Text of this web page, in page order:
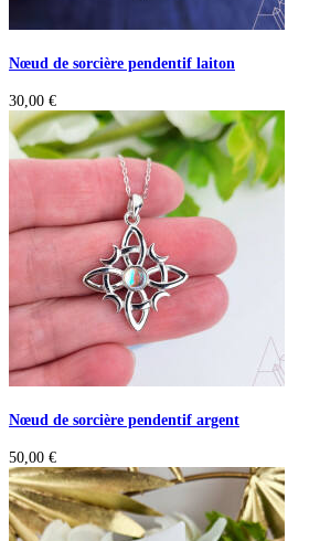
Nœud de sorcière pendentif laiton
30,00 €
Nœud de sorcière pendentif argent
50,00 €